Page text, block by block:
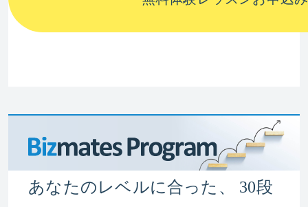
あなたのレベルに合った、 30段